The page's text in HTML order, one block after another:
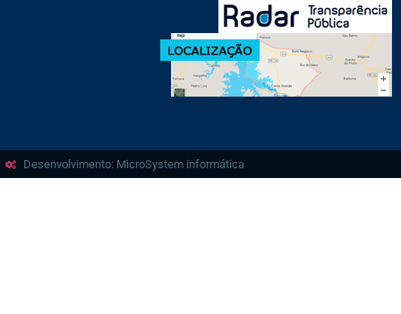
Desenvolvimento: MicroSystem informática